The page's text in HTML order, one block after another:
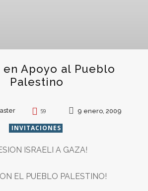
en Apoyo al Pueblo
Palestino
59 9 enero, 2009
INVITACIONES
ISRAELI A GAZA!
EL PUEBLO PALESTINO!